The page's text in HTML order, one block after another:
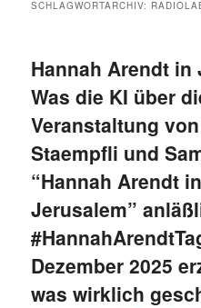
SCHLAGWORTARCHIV:
Hannah Arendt in
Was die KI über
Veranstaltung
Staempfli und
“Hannah Arendt in
Jerusalem”
Dezember 2025
was wirklich